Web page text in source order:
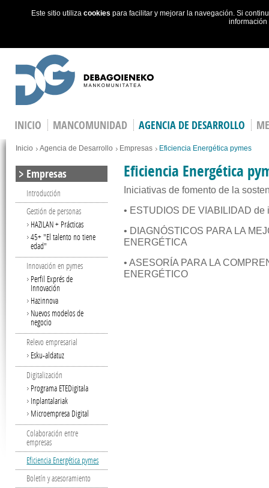
Este sitio utiliza cookies para facilitar y mejorar la navegación. Si
INICIO MANCOMUNIDAD AGENCIA DE DESARROLLO
You are here
Inicio Agencia de Desarrollo Empresas Eficiencia Energética pymes
Eficiencia Energética
Iniciativas de fomento de la
• ESTUDIOS DE VIABILIDAD
• DIAGNÓSTICOS PARA LA
ENERGÉTICA
• ASESORÍA PARA LA
ENERGÉTICO
Empresas
Introducción
Gestión de personas
HAZILAN + Prácticas
45+ "El talento no tiene
edad"
Innovación en pymes
Perfil Exprés de
Innovación
Hazinnova
Nuevos modelos de
negocio
Relevo empresarial
Esku-aldatuz
Digitalización
Programa ETEDigitala
Inplantalariak
Microempresa Digital
Colaboración entre
empresas
Eficiencia Energética pymes
Boletín y asesoramiento